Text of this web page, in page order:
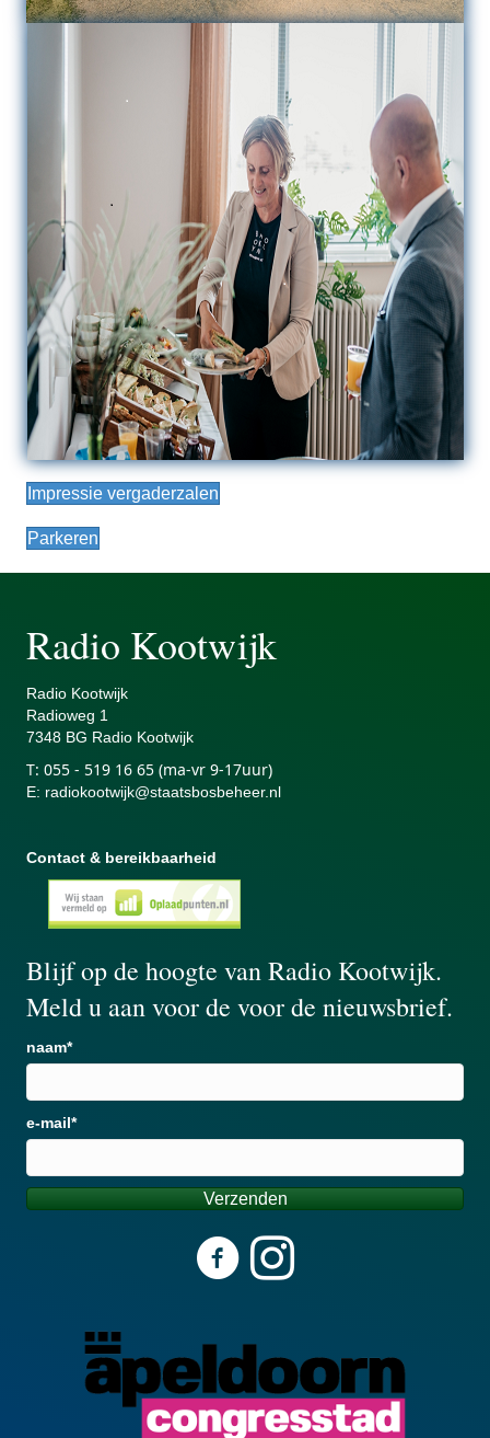
Impressie vergaderzalen
Parkeren
Radio Kootwijk
Radio Kootwijk
Radioweg 1
7348 BG Radio Kootwijk
T: 055 - 519 16 65 (ma-vr 9-17uur)
E: radiokootwijk@staatsbosbeheer.nl
Contact & bereikbaarheid
Blijf op de hoogte van Radio Kootwijk.
Meld u aan voor de voor de nieuwsbrief.
naam
e-mail
Verzenden